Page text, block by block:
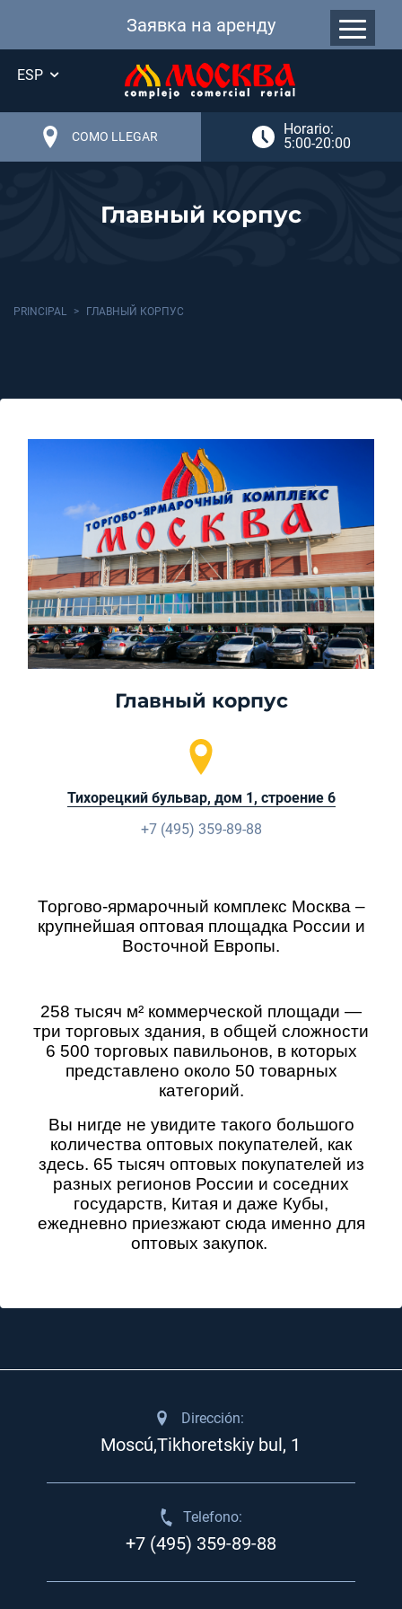
Заявка на аренду
ESP
COMO LLEGAR
Horario:
5:00-20:00
Главный корпус
PRINCIPAL ГЛАВНЫЙ КОРПУС
Главный корпус
Тихорецкий бульвар, дом 1, строение 6
+7 (495) 359-89-88
Торгово-ярмарочный комплекс Москва –
крупнейшая оптовая площадка России и
Восточной Европы.
258 тысяч м² коммерческой площади —
три торговых здания, в общей сложности
6 500 торговых павильонов, в которых
представлено около 50 товарных
категорий.
Вы нигде не увидите такого большого
количества оптовых покупателей, как
здесь. 65 тысяч оптовых покупателей из
разных регионов России и соседних
государств, Китая и даже Кубы,
ежедневно приезжают сюда именно для
оптовых закупок.
Dirección:
Moscú,Tikhoretskiy bul, 1
Telefono:
+7 (495) 359-89-88